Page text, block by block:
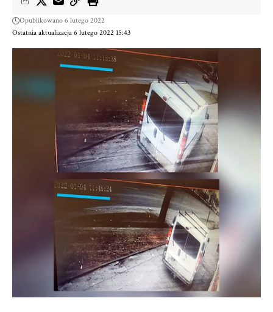
Ostatnia aktualizacja 6 lutego 2022 15:43
Opublikowano 6 lutego 2022